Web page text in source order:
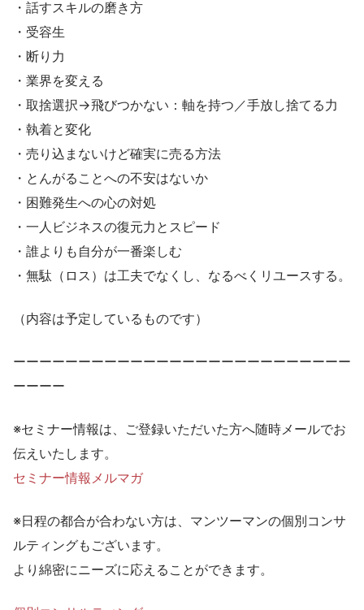
・話すスキルの磨き方
・受容生
・断り力
・業界を変える
・取捨選択→飛びつかない：軸を持つ／手放し捨てる力
・執着と変化
・売り込まないけど確実に売る方法
・とんがることへの不安はないか
・困難発生への心の対処
・一人ビジネスの復元力とスピード
・誰よりも自分が一番楽しむ
・無駄（ロス）は工夫でなくし、なるべくリユースする。
（内容は予定しているものです）
ーーーーーーーーーーーーーーーーーーーーーーーーーー
ーーーー
※セミナー情報は、ご登録いただいた方へ随時メールでお
伝えいたします。
セミナー情報メルマガ
※日程の都合が合わない方は、マンツーマンの個別コンサ
ルティングもございます。
より綿密にニーズに応えることができます。